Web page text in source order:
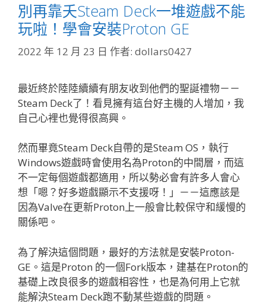
別再靠夭Steam Deck一堆遊戲不能
玩啦！學會安裝Proton GE
2022 年 12 月 23 日 作者: dollars0427
最近終於陸陸續續有朋友收到他們的聖誕禮物－－
Steam Deck了！看見擁有這台好主機的人增加，我
自己心裡也覺得很高興。
然而畢竟Steam Deck自帶的是Steam OS，執行
Windows遊戲時會使用名為Proton的中間層，而這
不一定每個遊戲都適用，所以勢必會有許多人會心
想「嗯？好多遊戲顯示不支援呀！」－－這應該是
因為Valve在更新Proton上一般會比較保守和緩慢的
關係吧。
為了解決這個問題，最好的方法就是安裝Proton-
GE。這是Proton 的一個Fork版本，建基在Proton的
基礎上改良很多的遊戲相容性，也是為何用上它就
能解決Steam Deck跑不動某些遊戲的問題。